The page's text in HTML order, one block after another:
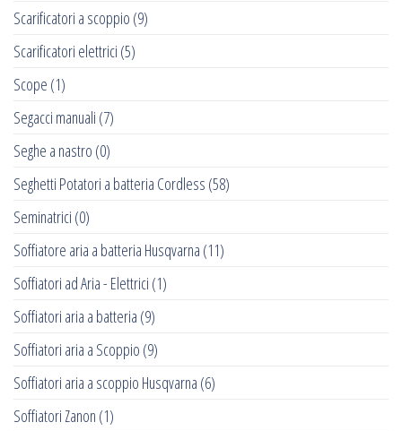
Scarificatori a scoppio (9)
Scarificatori elettrici (5)
Scope (1)
Segacci manuali (7)
Seghe a nastro (0)
Seghetti Potatori a batteria Cordless (58)
Seminatrici (0)
Soffiatore aria a batteria Husqvarna (11)
Soffiatori ad Aria - Elettrici (1)
Soffiatori aria a batteria (9)
Soffiatori aria a Scoppio (9)
Soffiatori aria a scoppio Husqvarna (6)
Soffiatori Zanon (1)